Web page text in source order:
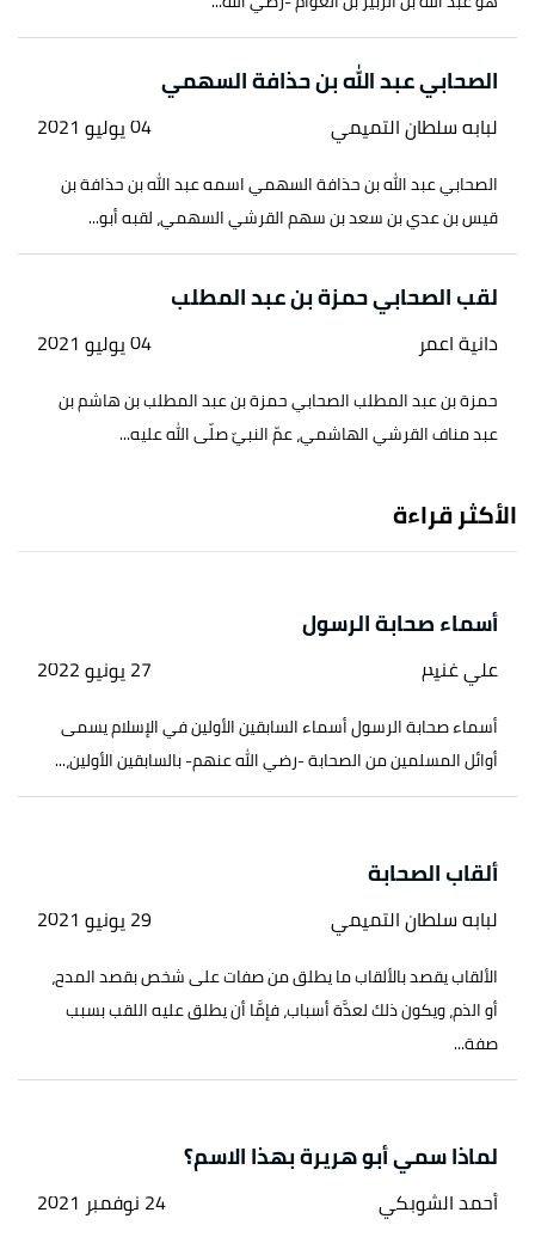
الصحابي عبد الله بن حذافة السهمي
لبابه سلطان التميمي 04 يوليو 2021
الصحابي عبد الله بن حذافة السهمي اسمه عبد الله بن حذافة بن
قيس بن عدي بن سعد بن سهم القرشي السهمي، لقبه أبو...
لقب الصحابي حمزة بن عبد المطلب
دانية اعمر 04 يوليو 2021
حمزة بن عبد المطلب الصحابي حمزة بن عبد المطلب بن هاشم بن
عبد مناف القرشي الهاشمي، عمّ النبيّ صلّى الله عليه...
الأكثر قراءة
أسماء صحابة الرسول
علي غنيم 27 يونيو 2022
أسماء صحابة الرسول أسماء السابقين الأولين في الإسلام يسمى
أوائل المسلمين من الصحابة -رضي الله عنهم- بالسابقين الأولين،...
ألقاب الصحابة
لبابه سلطان التميمي 29 يونيو 2021
الألقاب يقصد بالألقاب ما يطلق من صفات على شخص بقصد المدح،
أو الذم، ويكون ذلك لعدَّة أسباب، فإمَّا أن يطلق عليه اللقب بسبب
صفة...
لماذا سمي أبو هريرة بهذا الاسم؟
أحمد الشوبكي 24 نوفمبر 2021